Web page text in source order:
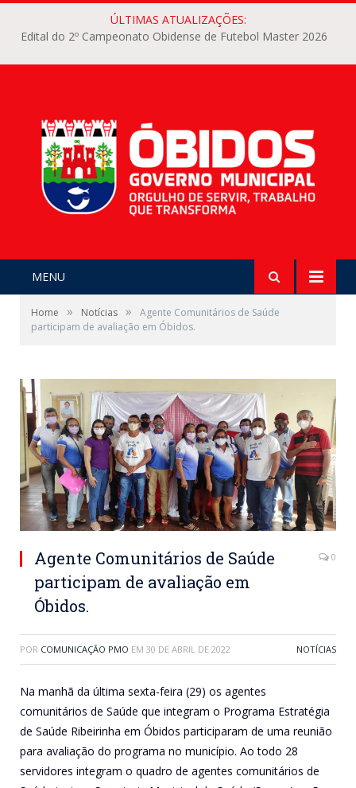
ÚLTIMAS ATUALIZAÇÕES:
Edital do 2º Campeonato Obidense de Futebol Master 2026
MENU
Home » Notícias »
Agente Comunitários de Saúde
participam de avaliação em Óbidos.
Agente Comunitários de Saúde
participam de avaliação em
Óbidos.
0
POR COMUNICAÇÃO PMO EM 30 DE ABRIL DE 2022 NOTÍCIAS
Na manhã da última sexta-feira (29) os agentes
comunitários de Saúde que integram o Programa Estratégia
de Saúde Ribeirinha em Óbidos participaram de uma reunião
para avaliação do programa no município. Ao todo 28
servidores integram o quadro de agentes comunitários de